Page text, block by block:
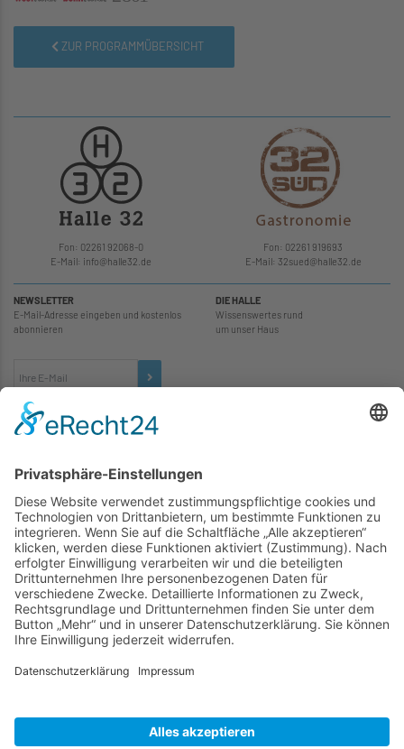
ZUR PROGRAMMÜBERSICHT
Fon: 02261 92068-0
E-Mail: info@halle32.de
Fon: 02261 919693
E-Mail: 32sued@halle32.de
NEWSLETTER
E-Mail-Adresse eingeben und kostenlos
abonnieren
DIE HALLE
Wissenswertes rund
um unser Haus
TICKETS
SOCIAL MEDIA
Besuchen Sie uns auch hier: